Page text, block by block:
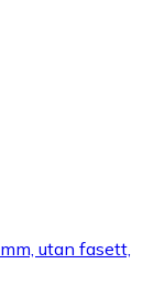
utan fasett,